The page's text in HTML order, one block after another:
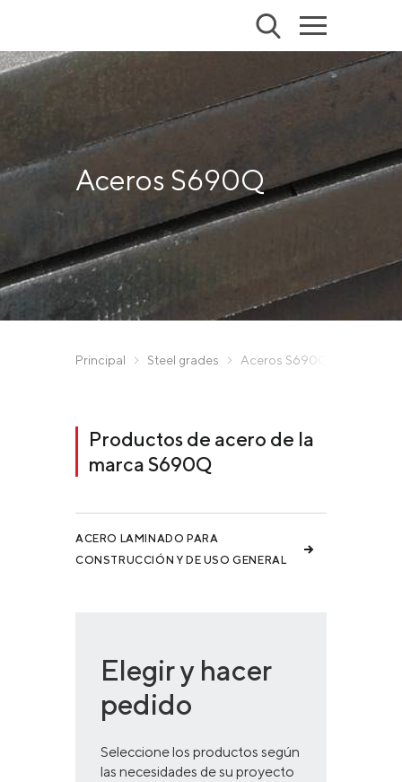
Aceros S690Q
Principal Steel grades Aceros S690Q
Productos de acero de la
marca S690Q
ACERO LAMINADO PARA
CONSTRUCCIÓN Y DE USO GENERAL
Elegir y hacer
pedido
Seleccione los productos según
las necesidades de su proyecto